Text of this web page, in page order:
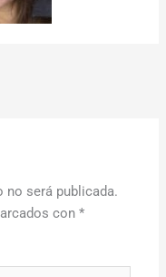
será publicada.
con*